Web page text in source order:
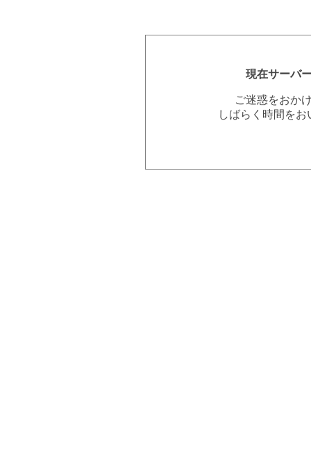
現在サーバ
ご迷惑をおか
しばらく時間を